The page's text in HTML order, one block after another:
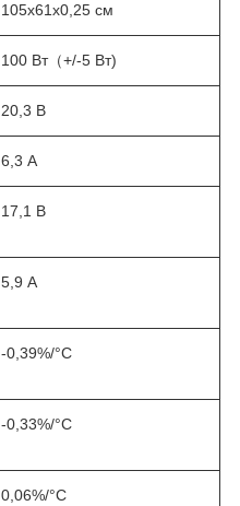
105х61х0,25 см
100 Вт（+/-5 Вт)
20,3 В
6,3 А
17,1 В
5,9 А
-0,39%/°C
-0,33%/°C
0,06%/°C